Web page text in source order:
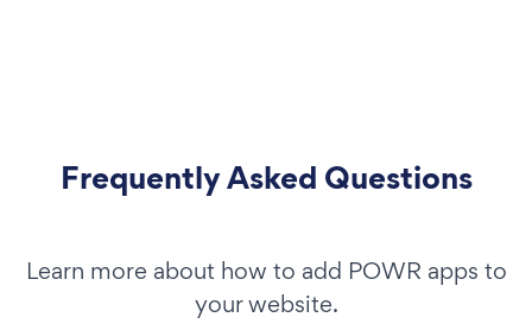
Frequently Asked Questions
Learn more about how to add POWR apps to
your website.